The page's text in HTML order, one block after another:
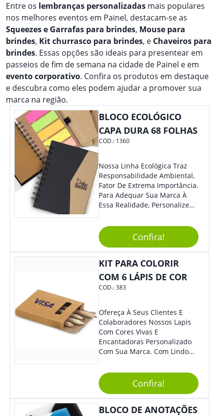
Entre os lembranças personalizadas mais populares
nos melhores eventos em Painel, destacam-se as
Squeezes e Garrafas para brindes, Mouse para
brindes, Kit churrasco para brindes, e Chaveiros para
brindes. Essas opções são ideais para presentear em
passeios de fim de semana na cidade de Painel e em
evento corporativo. Confira os produtos em destaque
e descubra como eles podem ajudar a promover sua
marca na região.
BLOCO ECOLÓGICO
CAPA DURA 68 FOLHAS
COD.: 1360
Nossa Linha Ecológica Traz
Responsabilidade Ambiental,
Fator De Extrema Importância.
Para Adequar Sua Marca À
Essa Realidade, Personalize
Anotações Com Post-It E
Caneta. Elaborado A Partir De
Material Reciclado, O Brinde
Também É Prático, Tornando-
Se Assim Excelente Para Uso
Cotidiano. Perfeito, Não É?!
Confira!
KIT PARA COLORIR
COM 6 LÁPIS DE COR
COD.:383
Ofereça À Seus Clientes E
Colaboradores Nossos Lapis
Com Cores Vivas E
Encantadoras Personalizado
Com Sua Marca. Com Lindo
Para Diversas Ocasiões.
Perfeito, Não É?!
Confira!
BLOCO DE ANOTAÇÕES